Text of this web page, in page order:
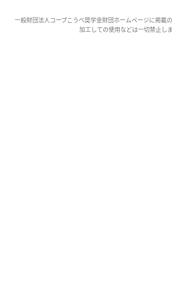
一般財団法人コープこうべ奨学金財団ホームページに掲載
加工しての使用などは一切禁止しま